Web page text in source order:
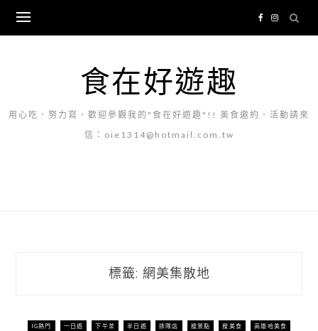
content
食在好遊趣
用心吃．努力寫．歡迎參觀我的"食在好遊趣"!! 美食邀約．活動請來
信：oie1314@hotmail.com.tw
標籤: 網美集散地
IG熱門 一日遊 下午茶 半日遊 排隊店 搜景點 搜美食 高雄哈美食